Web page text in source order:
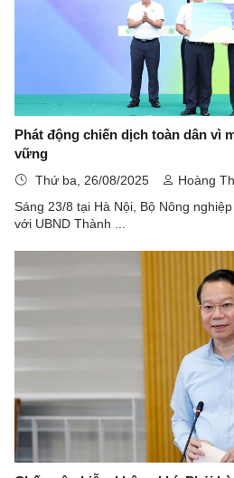
Phát động chiến dịch toàn dân vì
vững
Thứ ba, 26/08/2025
Hoàng
Sáng 23/8 tại Hà Nội, Bộ Nông
với UBND Thành ...